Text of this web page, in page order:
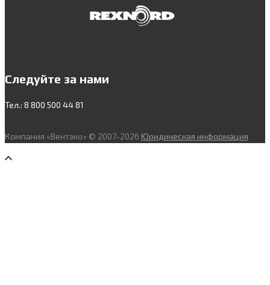
Следуйте за нами
Тел.: 8 800 500 44 81
Компания «Вентэко» © 2007-2026 Юридическая информация